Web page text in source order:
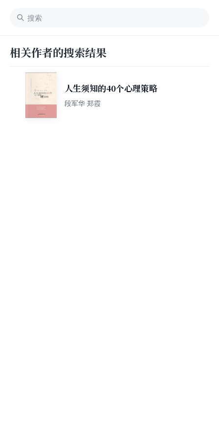
相关作者的搜索结果
人生须知的40个心理策略
段军华 郑霞